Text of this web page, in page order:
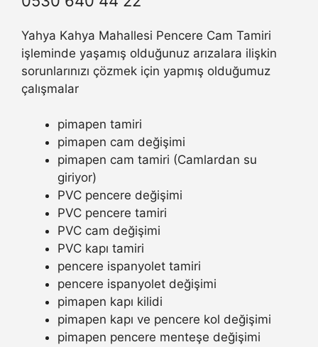
Yahya Kahya Mahallesi Pencere Cam Tamiri
işleminde yaşamış olduğunuz arızalara ilişkin
sorunlarınızı çözmek için yapmış olduğumuz
çalışmalar
pimapen tamiri
pimapen cam değişimi
pimapen cam tamiri (Camlardan su
giriyor)
PVC pencere değişimi
PVC pencere tamiri
PVC cam değişimi
PVC kapı tamiri
pencere ispanyolet tamiri
pencere ispanyolet değişimi
pimapen kapı kilidi
pimapen kapı ve pencere kol değişimi
pimapen pencere menteşe değişimi